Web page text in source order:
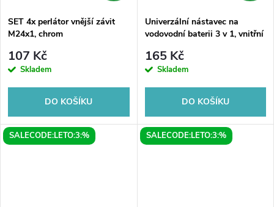
SET 4x perlátor vnější závit
M24x1, chrom
107 Kč
Skladem
DO KOŠÍKU
Univerzální nástavec na
vodovodní baterii 3 v 1, vnitřní
165 Kč
Skladem
DO KOŠÍKU
SALECODE:LETO:3:% SALECODE:LETO:3:%